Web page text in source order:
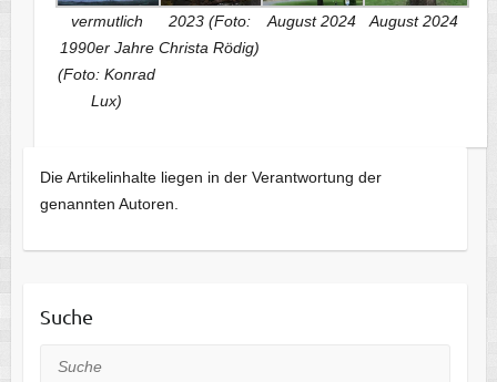
vermutlich
1990er Jahre
(Foto: Konrad
Lux)
2023 (Foto:
Christa Rödig)
August 2024 August 2024
Die Artikelinhalte liegen in der Verantwortung der
genannten Autoren.
Suche
Suche